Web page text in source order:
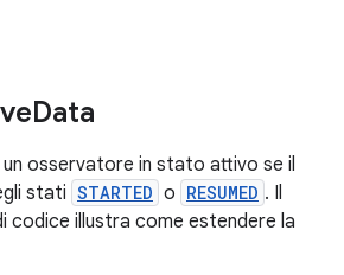
Data
osservatore in stato attivo se il
stati STARTED o RESUMED . Il
codice illustra come estendere la